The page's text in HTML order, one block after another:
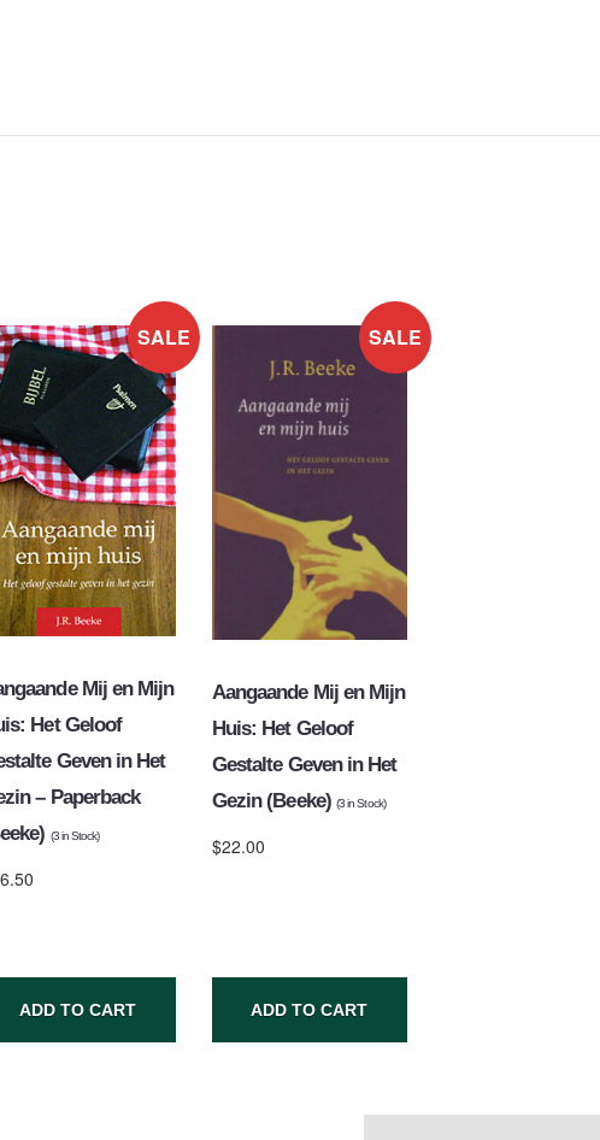
SALE
Mij en Mijn
Het Geloof
Geven in Het
– Paperback
(3in Stock)
ADD TO CART
SALE
Aangaande Mij en Mijn
Huis: Het Geloof
Gestalte Geven in Het
Gezin (Beeke) (3in Stock)
$22.00
ADD TO CART